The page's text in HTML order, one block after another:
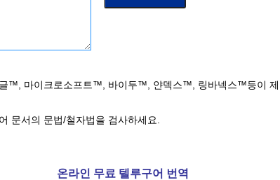
글™, 마이크로소프트™, 바이두™, 얀덱스™, 링바넥스™등이 제
문서의 문법/철자법을 검사하세요.
온라인 무료 텔루구어 번역